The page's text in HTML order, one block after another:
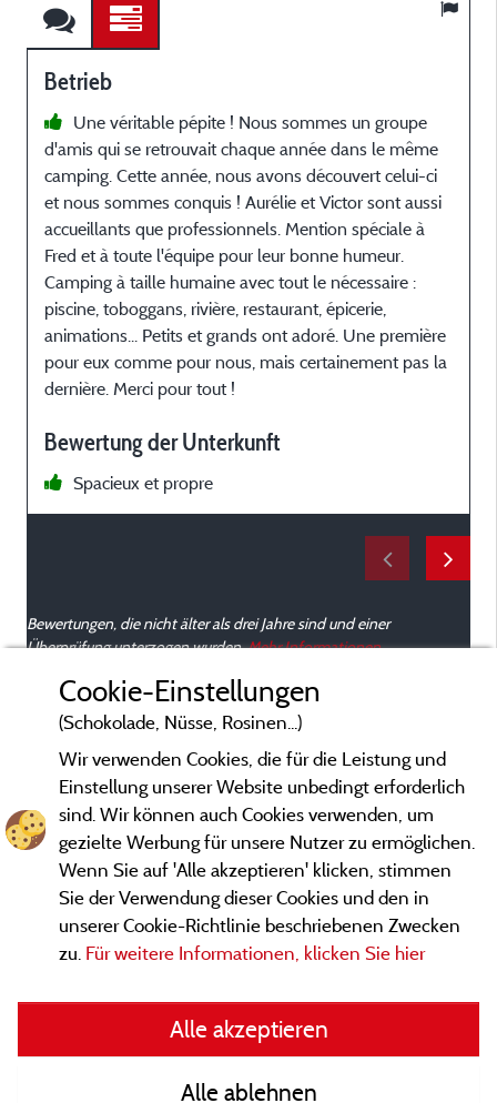
Betrieb
Une véritable pépite ! Nous sommes un groupe
d'amis qui se retrouvait chaque année dans le même
camping. Cette année, nous avons découvert celui-ci
et nous sommes conquis ! Aurélie et Victor sont aussi
accueillants que professionnels. Mention spéciale à
Fred et à toute l'équipe pour leur bonne humeur.
Camping à taille humaine avec tout le nécessaire :
piscine, toboggans, rivière, restaurant, épicerie,
animations... Petits et grands ont adoré. Une première
pour eux comme pour nous, mais certainement pas la
dernière. Merci pour tout !
Bewertung der Unterkunft
Spacieux et propre
Bewertungen, die nicht älter als drei Jahre sind und einer
Überprüfung unterzogen wurden.Mehr Informationen
Gesetzliche Bedingungen
Herausgeberinformationen und Adressen
Kontakt
Cookie-Einstellungen
(Schokolade, Nüsse, Rosinen...)
Wir verwenden Cookies, die für die Leistung und
Einstellung unserer Website unbedingt erforderlich
sind. Wir können auch Cookies verwenden, um
gezielte Werbung für unsere Nutzer zu ermöglichen.
Wenn Sie auf 'Alle akzeptieren' klicken, stimmen
Sie der Verwendung dieser Cookies und den in
unserer Cookie-Richtlinie beschriebenen Zwecken
zu. Für weitere Informationen, klicken Sie hier
Alle akzeptieren
Alle ablehnen